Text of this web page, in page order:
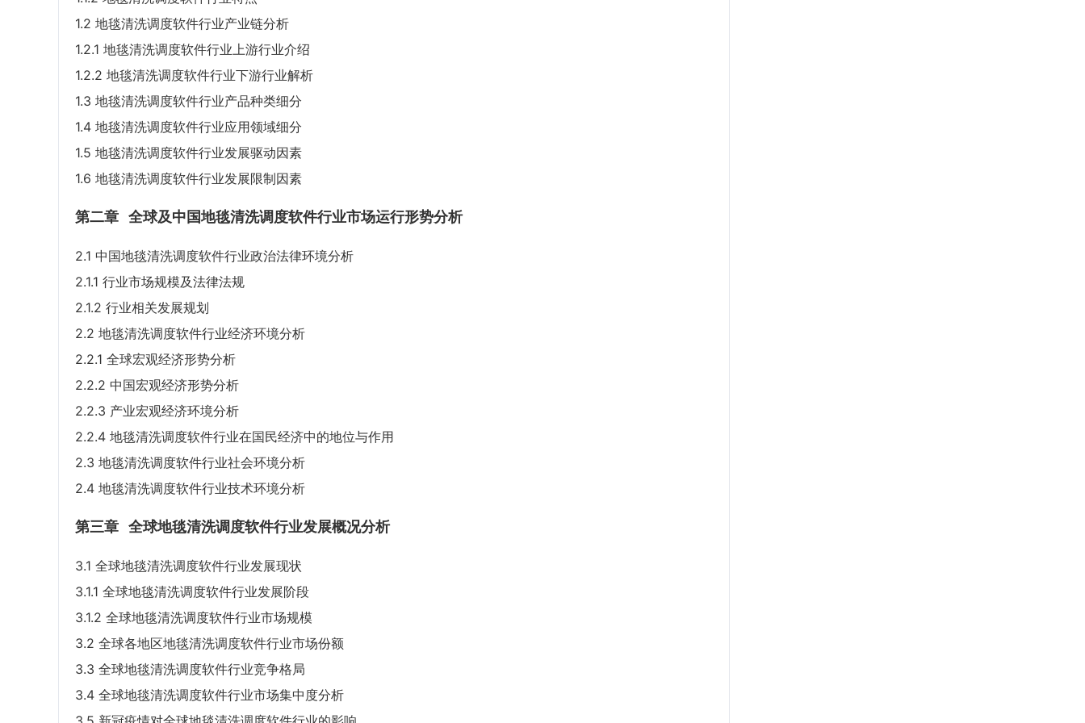
1.2 地毯清洗调度软件行业产业链分析
1.2.1 地毯清洗调度软件行业上游行业介绍
1.2.2 地毯清洗调度软件行业下游行业解析
1.3 地毯清洗调度软件行业产品种类细分
1.4 地毯清洗调度软件行业应用领域细分
1.5 地毯清洗调度软件行业发展驱动因素
1.6 地毯清洗调度软件行业发展限制因素
第二章 全球及中国地毯清洗调度软件行业市场运行形势分析
2.1 中国地毯清洗调度软件行业政治法律环境分析
2.1.1 行业市场规模及法律法规
2.1.2 行业相关发展规划
2.2 地毯清洗调度软件行业经济环境分析
2.2.1 全球宏观经济形势分析
2.2.2 中国宏观经济形势分析
2.2.3 产业宏观经济环境分析
2.2.4 地毯清洗调度软件行业在国民经济中的地位与作用
2.3 地毯清洗调度软件行业社会环境分析
2.4 地毯清洗调度软件行业技术环境分析
第三章 全球地毯清洗调度软件行业发展概况分析
3.1 全球地毯清洗调度软件行业发展现状
3.1.1 全球地毯清洗调度软件行业发展阶段
3.1.2 全球地毯清洗调度软件行业市场规模
3.2 全球各地区地毯清洗调度软件行业市场份额
3.3 全球地毯清洗调度软件行业竞争格局
3.4 全球地毯清洗调度软件行业市场集中度分析